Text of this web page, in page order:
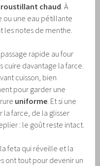
chaud . À
ou une eau pétillante
notes de menthe.
rapide au four
cuire davantage la farce.
cuisson, bien
pour garder une
uniforme . Et si une
la farce, de la glisser
: le goût reste intact.
feta qui réveille et la
ont tout pour devenir un